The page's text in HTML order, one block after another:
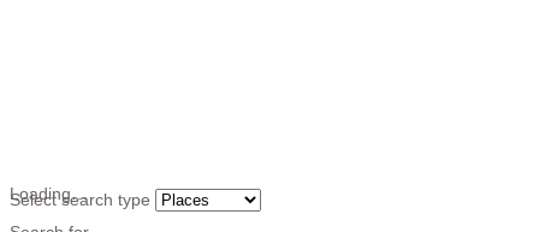
Loading…
Select search type